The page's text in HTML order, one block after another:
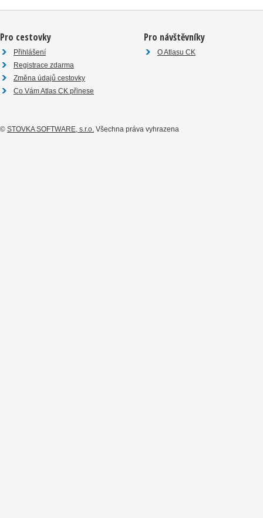
Pro cestovky
Přihlášení
Registrace zdarma
Změna údajů cestovky
Co Vám Atlas CK přinese
Pro návštěvníky
O Atlasu CK
© STOVKA SOFTWARE, s.r.o. Všechna práva vyhrazena